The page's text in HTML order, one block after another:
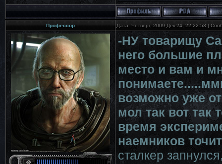
Профессор Дата: Четверг, 2009-Дек-24, 22:22:53 |
-НУ товарищу
него большие
место и вам и
возможно уже
мол так вот
время
наемников
сталкер